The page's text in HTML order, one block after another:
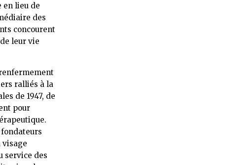
en lieu de
des
concourent
leur vie
ralliés à la
de 1947, de
pour
visage
service des